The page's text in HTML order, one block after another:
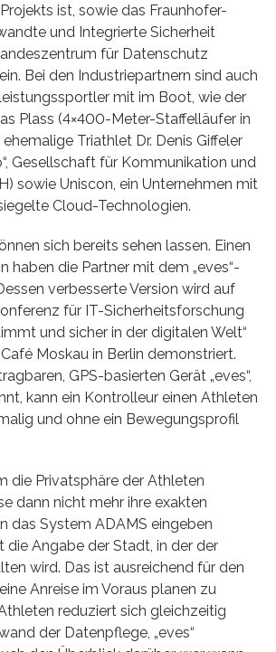
ist, sowie das Fraunhofer-
und Integrierte Sicherheit
für Datenschutz
Bei den Industriepartnern sind auch
mit im Boot, wie der
Plass (4×400-Meter-Staffelläufer in
Triathlet Dr. Denis Giffeler
Gesellschaft für Kommunikation und
sowie Uniscon, ein Unternehmen mit
Cloud-Technologien.
sich bereits sehen lassen. Einen
haben die Partner mit dem „eves“-
verbesserte Version wird auf
für IT-Sicherheitsforschung
und sicher in der digitalen Welt“
Moskau in Berlin demonstriert.
GPS-basierten Gerät „eves“,
kann ein Kontrolleur einen Athleten
und ohne ein Bewegungsprofil
die Privatsphäre der Athleten
dann nicht mehr ihre exakten
das System ADAMS eingeben
die Angabe der Stadt, in der der
wird. Das ist ausreichend für den
Anreise im Voraus planen zu
reduziert sich gleichzeitig
der Datenpflege, „eves“